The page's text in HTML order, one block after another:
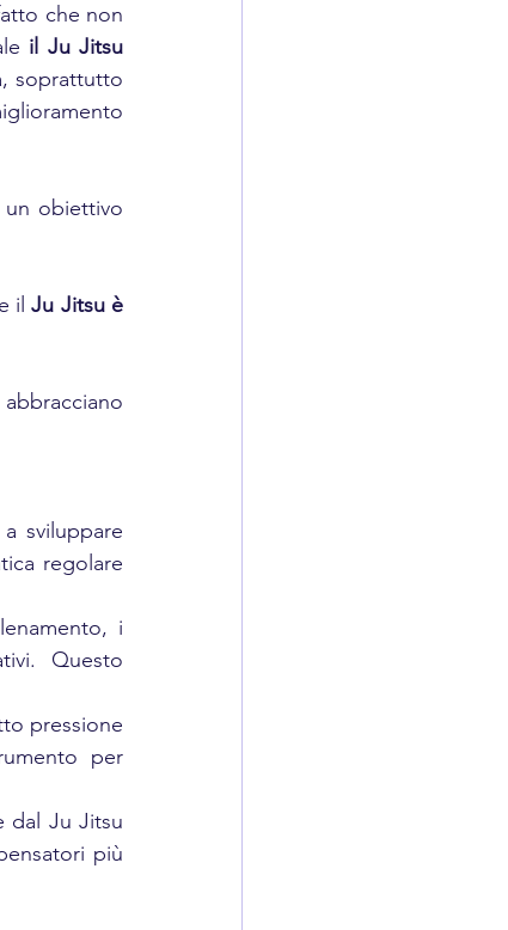
che non
il Ju Jitsu
soprattutto
un obiettivo
il Ju Jitsu è
sviluppare
regolare
i
Questo
pressione
per
dal Ju Jitsu
più